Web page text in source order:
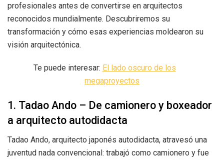
profesionales antes de convertirse en arquitectos
reconocidos mundialmente. Descubriremos su
transformación y cómo esas experiencias moldearon su
visión arquitectónica.
Te puede interesar: El lado oscuro de los
megaproyectos
1. Tadao Ando – De camionero y boxeador
a arquitecto autodidacta
Tadao Ando, arquitecto japonés autodidacta, atravesó una
juventud nada convencional: trabajó como camionero y fue